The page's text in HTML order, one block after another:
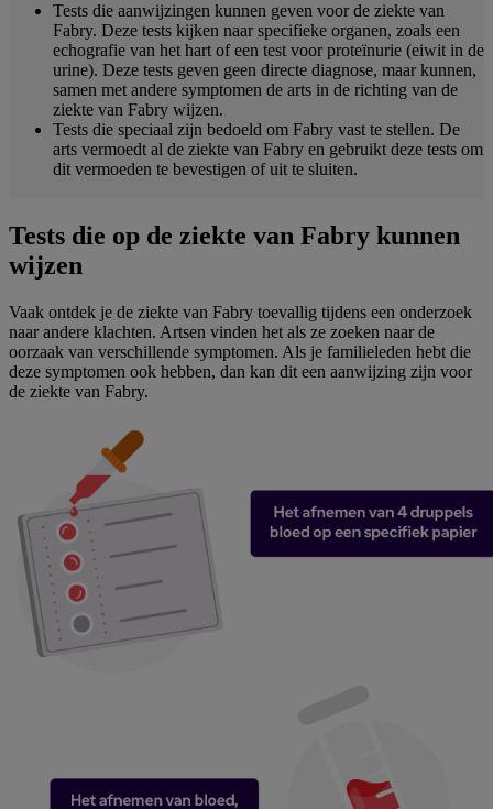
Tests die aanwijzingen kunnen geven voor de ziekte van
Fabry. Deze tests kijken naar specifieke organen, zoals een
echografie van het hart of een test voor proteïnurie (eiwit in de
urine). Deze tests geven geen directe diagnose, maar kunnen,
samen met andere symptomen de arts in de richting van de
ziekte van Fabry wijzen.
Tests die speciaal zijn bedoeld om Fabry vast te stellen. De
arts vermoedt al de ziekte van Fabry en gebruikt deze tests om
dit vermoeden te bevestigen of uit te sluiten.
Tests die op de ziekte van Fabry kunnen
wijzen
Vaak ontdek je de ziekte van Fabry toevallig tijdens een onderzoek
naar andere klachten. Artsen vinden het als ze zoeken naar de
oorzaak van verschillende symptomen. Als je familieleden hebt die
deze symptomen ook hebben, dan kan dit een aanwijzing zijn voor
de ziekte van Fabry.